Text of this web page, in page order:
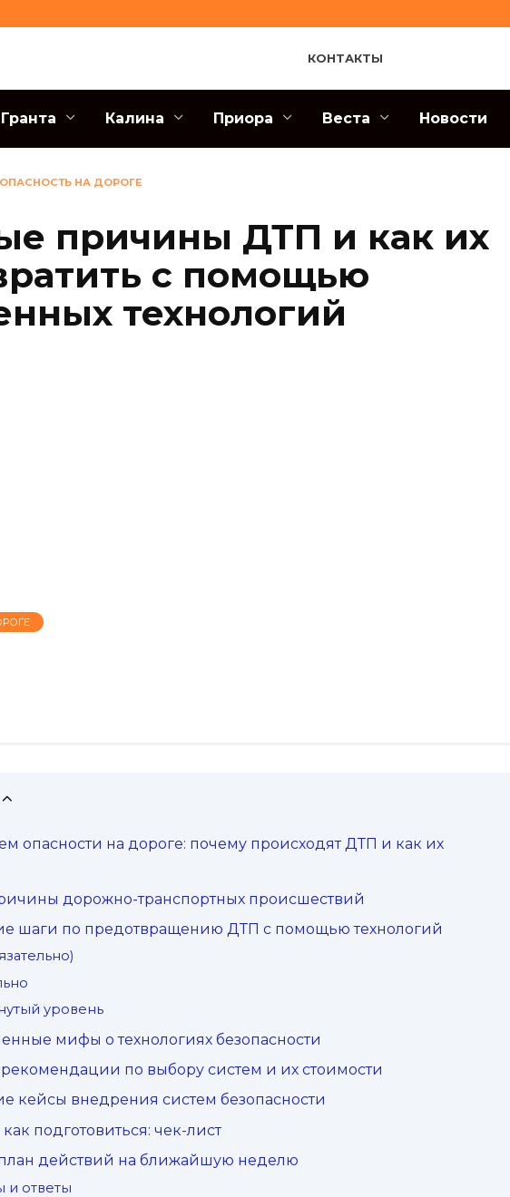
КОНТАКТЫ
Гранта Калина Приора Веста Новости
НА ДОРОГЕ
причины ДТП и как их
с помощью
технологий
опасности на дороге: почему происходят ДТП и как их
дорожно-транспортных происшествий
шаги по предотвращению ДТП с помощью технологий
уровень
мифы о технологиях безопасности
по выбору систем и их стоимости
кейсы внедрения систем безопасности
подготовиться: чек-лист
действий на ближайшую неделю
и ответы